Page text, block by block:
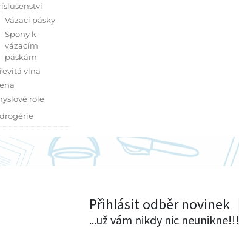
Vázací pásky
Spony k
vázacím
páskám
vlna
role
Přihlásit odběr novinek
...už vám nikdy nic neunikne!!!